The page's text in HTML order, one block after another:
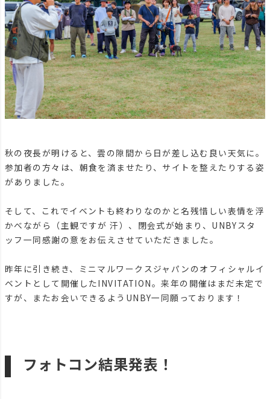
秋の夜長が明けると、雲の隙間から日が差し込む良い天気に。
参加者の方々は、朝食を済ませたり、サイトを整えたりする姿
がありました。
そして、これでイベントも終わりなのかと名残惜しい表情を浮
かべながら（主観ですが 汗）、閉会式が始まり、UNBYスタ
ッフ一同感謝の意をお伝えさせていただきました。
昨年に引き続き、ミニマルワークスジャパンのオフィシャルイ
ベントとして開催したINVITATION。来年の開催はまだ未定で
すが、またお会いできるようUNBY一同願っております！
フォトコン結果発表！